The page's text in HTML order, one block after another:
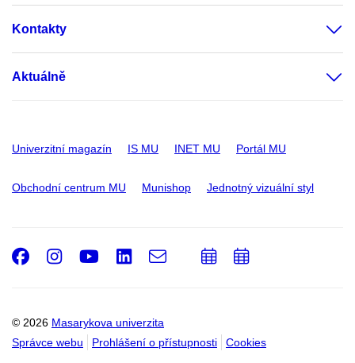
Kontakty
Aktuálně
Univerzitní magazín IS MU INET MU Portál MU
Obchodní centrum MU Munishop Jednotný vizuální styl
© 2026 Masarykova univerzita
Správce webu
Prohlášení o přístupnosti Cookies
Facebook
Instagram
Youtube
LinkedIn
e-
Email
PřidatPřidat